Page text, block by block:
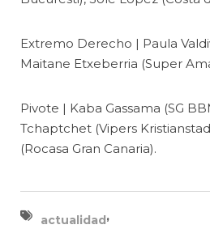
Extremo Derecho | Paula
Maitane Etxeberria (Super
Pivote | Kaba Gassama (SG
Tchaptchet (Vipers
(Rocasa Gran Canaria).
actualidad ,